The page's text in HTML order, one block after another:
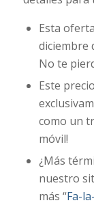
Esta
diciembre
No te
Este
como un
móvil!
¿Más
nuestro
más “Fa-